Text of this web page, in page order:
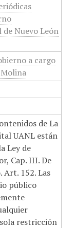
Nuevo León
a cargo
de La
UANL están
Ley de
Cap. III. De
Art. 152. Las
público
restricción